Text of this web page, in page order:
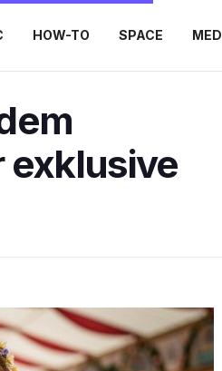
HOW-TO SPACE
exklusive